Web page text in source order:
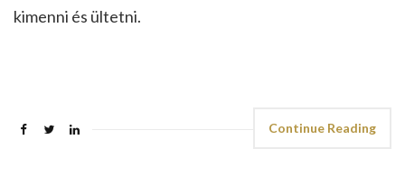
kimenni és ültetni.
Continue Reading